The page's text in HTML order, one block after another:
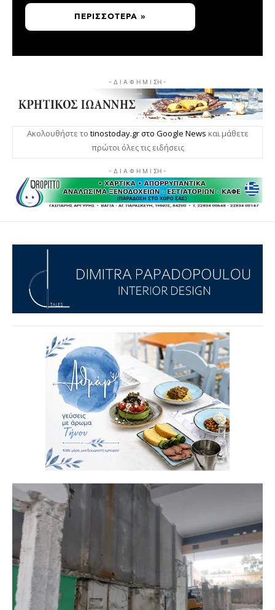
ΠΕΡΙΣΣΌΤΕΡΑ »
- Δ Ι Α Φ Η Μ Ι ΣΗ -
Ακολουθήστε το tinostoday.gr στο Google News και μάθετε
πρώτοι όλες τις ειδήσεις
- Δ Ι Α Φ Η Μ Ι ΣΗ -